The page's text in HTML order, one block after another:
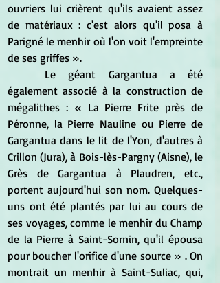
ouvriers lui crièrent qu'ils avaient assez
de matériaux : c'est alors qu'il posa à
Parigné le menhir où l'on voit l'empreinte
de ses griffes ».
également associé à la construction de
mégalithes : « La Pierre Frite près de
Péronne, la Pierre Nauline ou Pierre de
Gargantua dans le lit de l'Yon, d'autres à
Crillon (Jura), à Bois-lès-Pargny (Aisne), le
Grès de Gargantua à Plaudren, etc.,
portent aujourd'hui son nom. Quelques-
uns ont été plantés par lui au cours de
ses voyages, comme le menhir du Champ
de la Pierre à Saint-Sornin, qu'il épousa
pour boucher l'orifice d'une source » . On
montrait un menhir à Saint-Suliac, qui,